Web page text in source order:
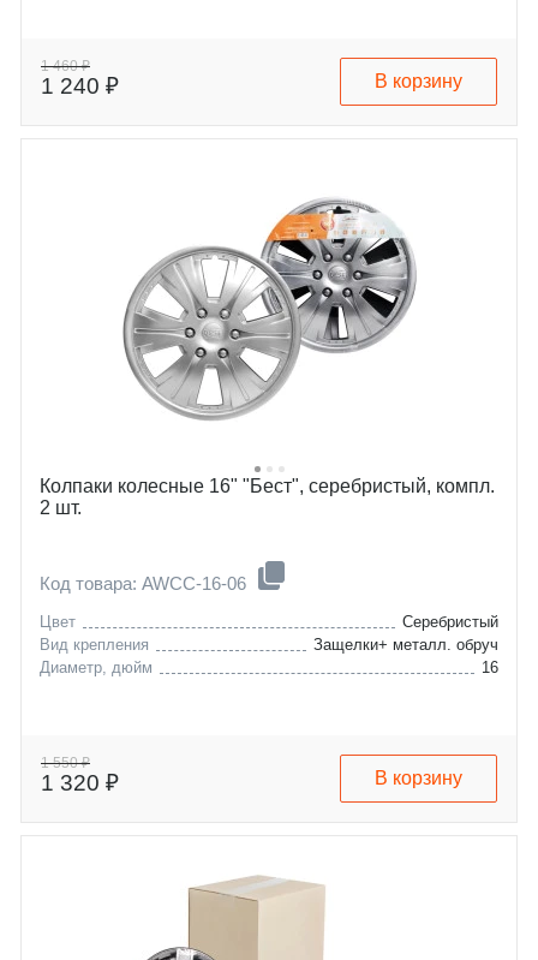
1 460 ₽
1 240 ₽ В корзину
Колпаки колесные 16" "Бест", серебристый, компл.
2 шт.
Код товара: AWCC-16-06
Цвет
Серебристый
Вид крепления
Защелки+ металл. обруч
Диаметр, дюйм
16
1 550 ₽
1 320 ₽ В корзину